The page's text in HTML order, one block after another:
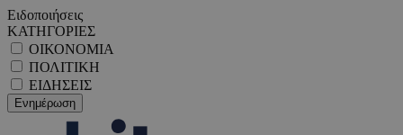
Ειδοποιήσεις
ΚΑΤΗΓΟΡΙΕΣ
ΟΙΚΟΝΟΜΙΑ
ΠΟΛΙΤΙΚΗ
ΕΙΔΗΣΕΙΣ